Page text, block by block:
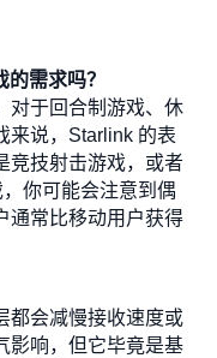
需求吗？
对于回合制游戏、休
来说，Starlink 的表
竞技射击游戏，或者
你可能会注意到偶
通常比移动用户获得
都会减慢接收速度或
影响，但它毕竟是基